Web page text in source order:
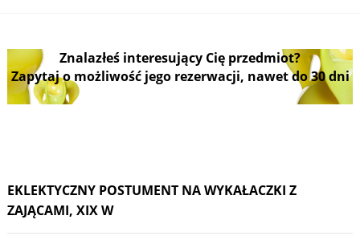
Znalazłeś interesujący Cię przedmiot?
Zapytaj o możliwość jego rezerwacji, nawet do 30 dni
EKLEKTYCZNY POSTUMENT NA WYKAŁACZKI Z
ZAJĄCAMI, XIX W